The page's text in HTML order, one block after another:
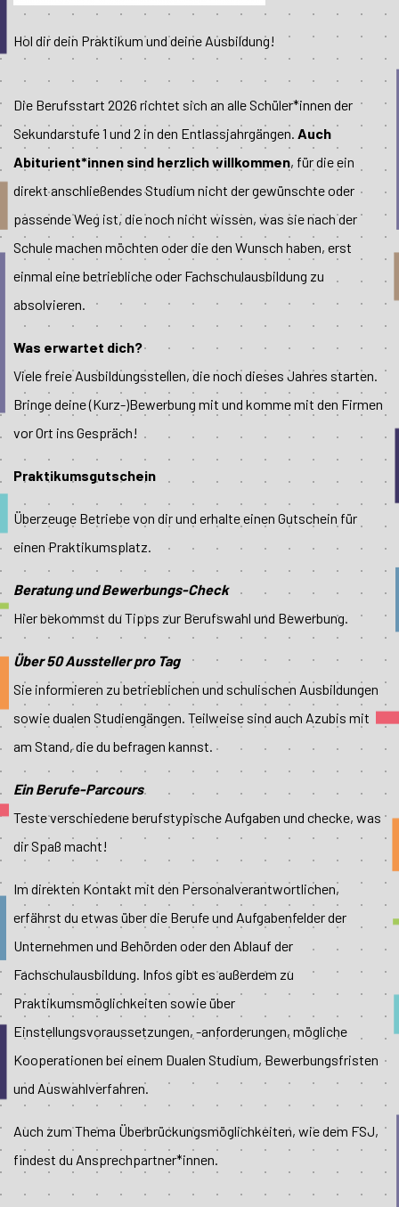
Hol dir dein Praktikum und deine Ausbildung!
Die Berufsstart 2026 richtet sich an alle Schüler*innen der
Sekundarstufe 1 und 2 in den Entlassjahrgängen. Auch
Abiturient*innen sind herzlich willkommen, für die ein
direkt anschließendes Studium nicht der gewünschte oder
passende Weg ist, die noch nicht wissen, was sie nach der
Schule machen möchten oder die den Wunsch haben, erst
einmal eine betriebliche oder Fachschulausbildung zu
absolvieren.
Was erwartet dich?
Viele freie Ausbildungsstellen, die noch dieses Jahres starten.
Bringe deine (Kurz-)Bewerbung mit und komme mit den Firmen
vor Ort ins Gespräch!
Praktikumsgutschein
Überzeuge Betriebe von dir und erhalte einen Gutschein für
einen Praktikumsplatz.
Beratung und Bewerbungs-Check
Hier bekommst du Tipps zur Berufswahl und Bewerbung.
Über 50 Aussteller pro Tag
Sie informieren zu betrieblichen und schulischen Ausbildungen
sowie dualen Studiengängen. Teilweise sind auch Azubis mit
am Stand, die du befragen kannst.
Ein Berufe-Parcours
Teste verschiedene berufstypische Aufgaben und checke, was
dir Spaß macht!
Im direkten Kontakt mit den Personalverantwortlichen,
erfährst du etwas über die Berufe und Aufgabenfelder der
Unternehmen und Behörden oder den Ablauf der
Fachschulausbildung. Infos gibt es außerdem zu
Praktikumsmöglichkeiten sowie über
Einstellungsvoraussetzungen, -anforderungen, mögliche
Kooperationen bei einem Dualen Studium, Bewerbungsfristen
und Auswahlverfahren.
Auch zum Thema Überbrückungsmöglichkeiten, wie dem FSJ,
findest du Ansprechpartner*innen.